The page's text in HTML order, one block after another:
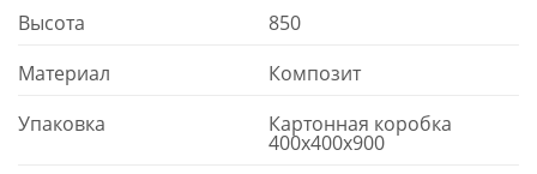
Высота
850
Материал
Композит
Упаковка
Картонная коробка
400x400x900